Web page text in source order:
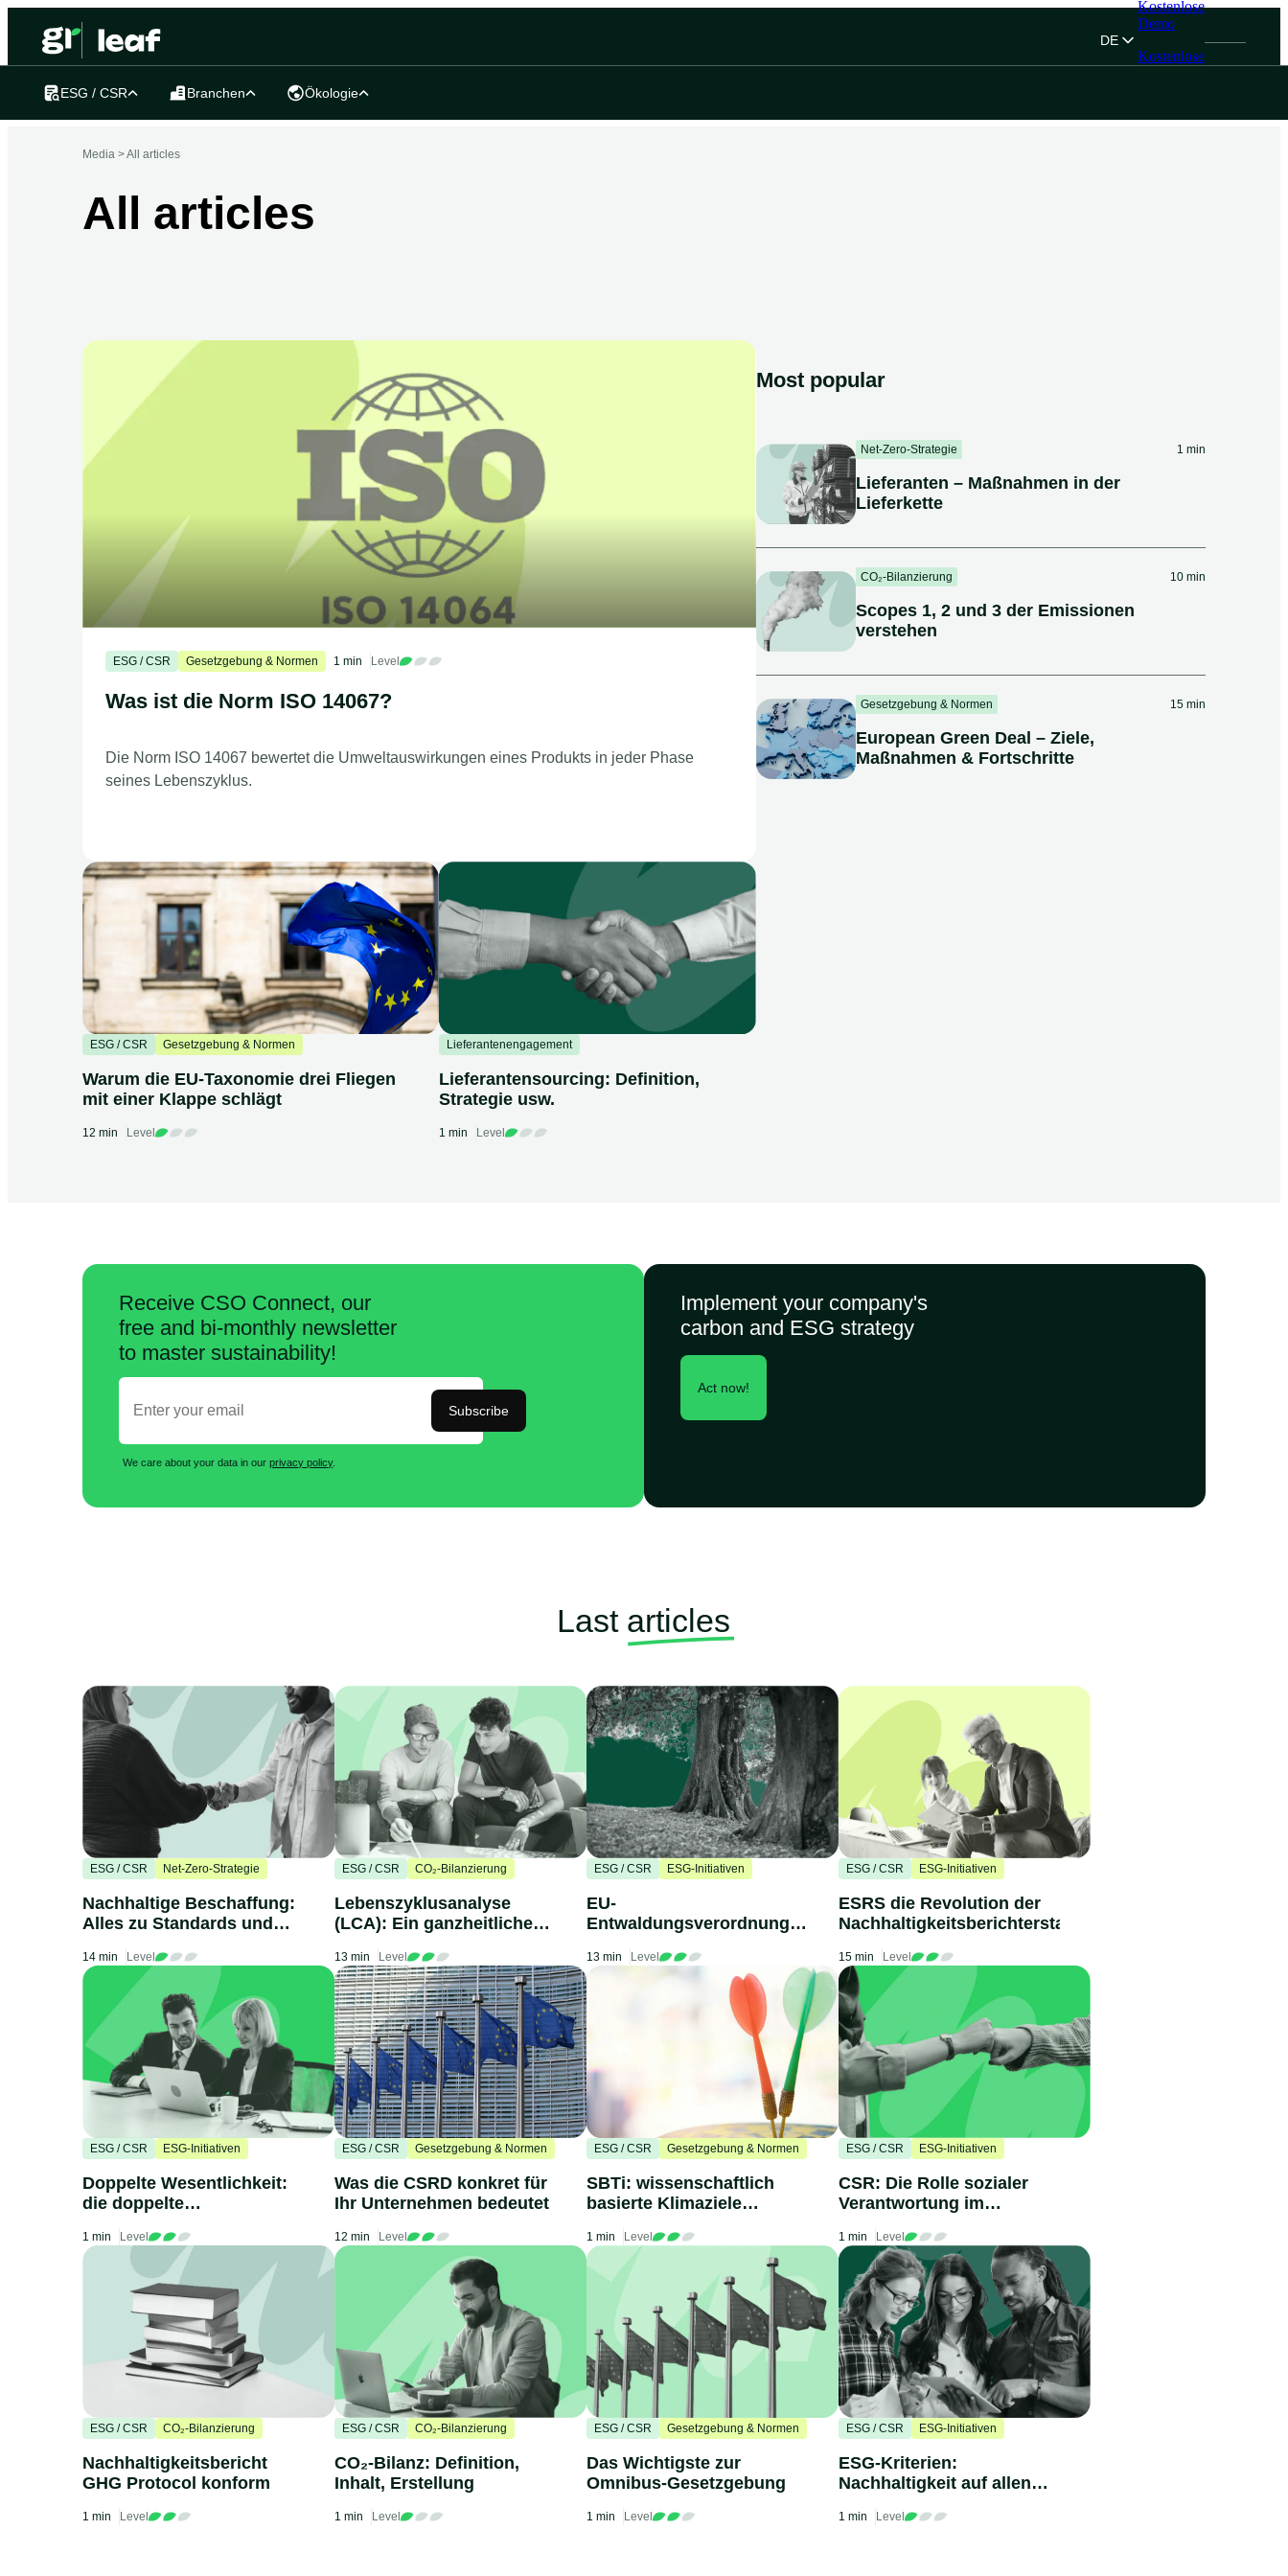
DE
Kostenlose
Demo
Kostenlose
ESG / CSR Branchen Ökologie
Media >All articles
All articles
ESG / CSR Gesetzgebung & Normen 1 min Level
Was ist die Norm ISO 14067?
Die Norm ISO 14067 bewertet die Umweltauswirkungen eines Produkts in jeder Phase
seines Lebenszyklus.
ESG / CSR Gesetzgebung & Normen
Warum die EU-Taxonomie drei Fliegen
mit einer Klappe schlägt
12 min Level
Lieferantenengagement
Lieferantensourcing: Definition,
Strategie usw.
1 min Level
Most popular
Net-Zero-Strategie 1 min
Lieferanten – Maßnahmen in der
Lieferkette
CO₂-Bilanzierung 10 min
Scopes 1, 2 und 3 der Emissionen
verstehen
Gesetzgebung & Normen 15 min
European Green Deal – Ziele,
Maßnahmen & Fortschritte
Receive CSO Connect, our
free and bi-monthly newsletter
to master sustainability!
Subscribe
We care about your data in ourprivacy policy.
Implement your company's
carbon and ESG strategy
Act now!
Last articles
ESG / CSR Net-Zero-Strategie
Nachhaltige Beschaffung:
Alles zu Standards und
14 min Level
ESG / CSR CO₂-Bilanzierung
Lebenszyklusanalyse
(LCA): Ein ganzheitlicher
13 min Level
ESG / CSR ESG-Initiativen
EU-
Entwaldungsverordnung
13 min Level
ESG / CSR ESG-Initiativen
ESRS die Revolution der
Nachhaltigkeitsberichterstattung
15 min Level
ESG / CSR ESG-Initiativen
Doppelte Wesentlichkeit:
die doppelte
erklärt
1 min Level
ESG / CSR Gesetzgebung & Normen
Was die CSRD konkret für
Ihr Unternehmen bedeutet
12 min Level
ESG / CSR Gesetzgebung & Normen
SBTi: wissenschaftlich
basierte Klimaziele
1 min Level
ESG / CSR ESG-Initiativen
CSR: Die Rolle sozialer
Verantwortung im
1 min Level
ESG / CSR CO₂-Bilanzierung
Nachhaltigkeitsbericht
GHG Protocol konform
1 min Level
ESG / CSR CO₂-Bilanzierung
CO₂-Bilanz: Definition,
Inhalt, Erstellung
1 min Level
ESG / CSR Gesetzgebung & Normen
Das Wichtigste zur
Omnibus-Gesetzgebung
1 min Level
ESG / CSR ESG-Initiativen
ESG-Kriterien:
Nachhaltigkeit auf allen
1 min Level